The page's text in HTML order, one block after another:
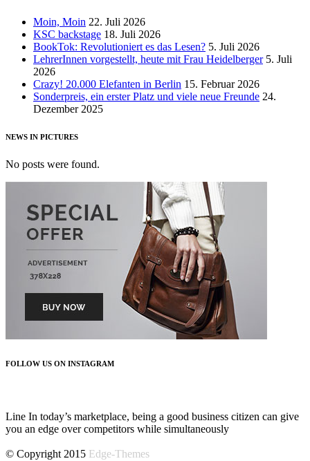
Moin, Moin 22. Juli 2026
KSC backstage 18. Juli 2026
BookTok: Revolutioniert es das Lesen? 5. Juli 2026
LehrerInnen vorgestellt, heute mit Frau Heidelberger 5. Juli
2026
Crazy! 20.000 Elefanten in Berlin 15. Februar 2026
Sonderpreis, ein erster Platz und viele neue Freunde 24.
Dezember 2025
NEWS IN PICTURES
No posts were found.
FOLLOW US ON INSTAGRAM
Line In today’s marketplace, being a good business citizen can give
you an edge over competitors while simultaneously
© Copyright 2015 Edge-Themes